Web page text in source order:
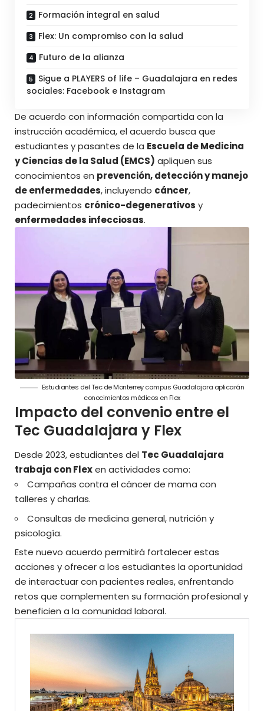
Formación integral en salud
Flex: Un compromiso con la salud
Futuro de la alianza
Sigue a PLAYERS of life – Guadalajara en redes
sociales: Facebook e Instagram
De acuerdo con información compartida con la
instrucción académica, el acuerdo busca que
estudiantes y pasantes de la Escuela de Medicina
y Ciencias de la Salud (EMCS) apliquen sus
conocimientos en prevención, detección y manejo
de enfermedades, incluyendo cáncer,
padecimientos crónico-degenerativos y
enfermedades infecciosas.
Estudiantes del Tec de Monterrey campus Guadalajara aplicarán
conocimientos médicos en Flex
Impacto del convenio entre el
Tec Guadalajara y Flex
Desde 2023, estudiantes del Tec Guadalajara
trabaja con Flexen actividades como:
Campañas contra el cáncer de mama con
talleres y charlas.
Consultas de medicina general, nutrición y
psicología.
Este nuevo acuerdo permitirá fortalecer estas
acciones yofrecer a los estudiantes la oportunidad
de interactuar con pacientes reales, enfrentando
retos que complementen su formación profesional y
beneficien a la comunidad laboral.